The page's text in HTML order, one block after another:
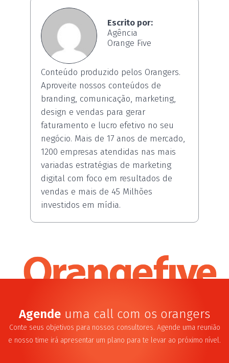
Escrito por:
Agência
Orange Five
Conteúdo produzido pelos Orangers.
Aproveite nossos conteúdos de
branding, comunicação, marketing,
design e vendas para gerar
faturamento e lucro efetivo no seu
negócio. Mais de 17 anos de mercado,
1200 empresas atendidas nas mais
variadas estratégias de marketing
digital com foco em resultados de
vendas e mais de 45 Milhões
investidos em mídia.
Agende uma call com os orangers
Conte seus objetivos para nossos consultores. Agende uma reunião
e nosso time irá apresentar um plano para te levar ao próximo nível.